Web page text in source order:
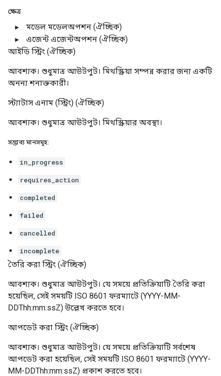
ক্ষেত্র
মডেল মডেলঅপশন (ঐচ্ছিক)
এজেন্ট এজেন্টঅপশন (ঐচ্ছিক)
আইডি স্ট্রিং (ঐচ্ছিক)
আবশ্যক। শুধুমাত্র আউটপুট। মিথস্ক্রিয়া সম্পন্ন করার জন্য একটি
অনন্য শনাক্তকারী।
স্ট্যাটাস এনাম (স্ট্রিং) (ঐচ্ছিক)
আবশ্যক। শুধুমাত্র আউটপুট। মিথস্ক্রিয়ার অবস্থা।
সম্ভাব্য মানসমূহ:
in_progress
requires_action
completed
failed
cancelled
incomplete
তৈরি করা স্ট্রিং (ঐচ্ছিক)
আবশ্যক। শুধুমাত্র আউটপুট। যে সময়ে প্রতিক্রিয়াটি তৈরি করা
হয়েছিল, সেই সময়টি ISO 8601 ফরম্যাটে (YYYY-MM-
DDThh:mm:ssZ) উল্লেখ করতে হবে।
আপডেট করা স্ট্রিং (ঐচ্ছিক)
আবশ্যক। শুধুমাত্র আউটপুট। যে সময়ে প্রতিক্রিয়াটি সর্বশেষ
আপডেট করা হয়েছিল, সেই সময়টি ISO 8601 ফরম্যাটে (YYYY-
MM-DDThh:mm:ssZ) প্রকাশ করতে হবে।